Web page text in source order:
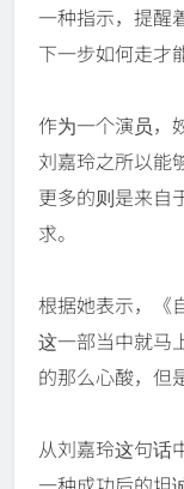
一种指示，提醒
下一步如何走才
作为一个演员，
刘嘉玲之所以能
更多的则是来自
求。
根据她表示，《
这一部当中就马
的那么心酸，但
从刘嘉玲这句话